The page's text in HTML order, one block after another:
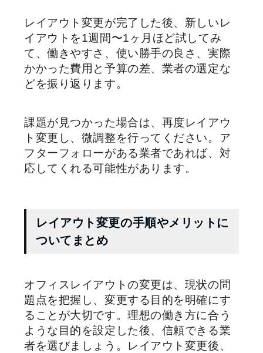
レイアウト変更が完了した後、新しいレ
イアウトを1週間〜1ヶ月ほど試してみ
て、働きやすさ、使い勝手の良さ、実際
かかった費用と予算の差、業者の選定な
どを振り返ります。
課題が見つかった場合は、再度レイアウ
ト変更し、微調整を行ってください。ア
フターフォローがある業者であれば、対
応してくれる可能性があります。
レイアウト変更の手順やメリットに
ついてまとめ
オフィスレイアウトの変更は、現状の問
題点を把握し、変更する目的を明確にす
ることが大切です。理想の働き方に合う
ような目的を設定した後、信頼できる業
者を選びましょう。レイアウト変更後、